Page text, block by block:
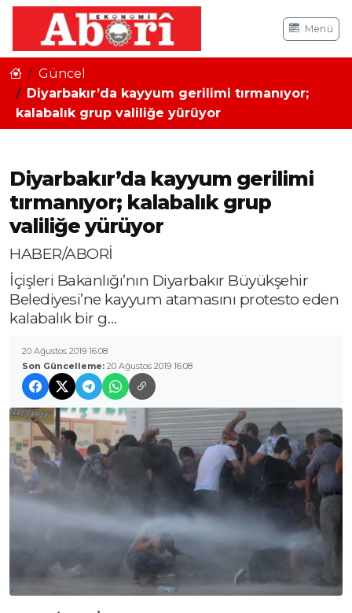
Menü
Güncel
Diyarbakır’da kayyum gerilimi tırmanıyor;
kalabalık grup valiliğe yürüyor
Diyarbakır’da kayyum gerilimi
tırmanıyor; kalabalık grup
valiliğe yürüyor
HABER/ABORİ
İçişleri Bakanlığı’nın Diyarbakır Büyükşehir
Belediyesi’ne kayyum atamasını protesto eden
kalabalık bir g…
20 Ağustos 2019 16:08
Son Güncelleme: 20 Ağustos 2019 16:08